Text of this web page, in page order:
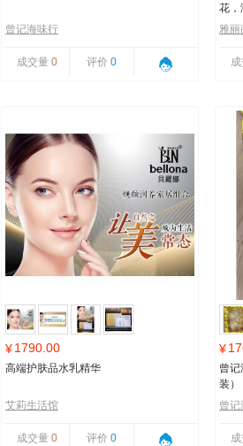
曾记海味行
成交量 0 评价 0
花，
雅丽
¥1790.00
高端护肤品水乳精华
艾莉生活馆
成交量 0 评价 0
¥
曾
装）
曾记